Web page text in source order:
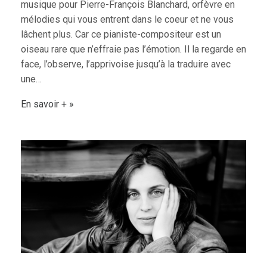
musique pour Pierre-François Blanchard, orfèvre en
mélodies qui vous entrent dans le coeur et ne vous
lâchent plus. Car ce pianiste-compositeur est un
oiseau rare que n’effraie pas l’émotion. Il la regarde en
face, l’observe, l’apprivoise jusqu’à la traduire avec
une…
En savoir +